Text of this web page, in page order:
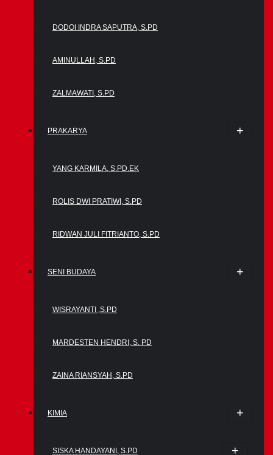
DODOI INDRA SAPUTRA, S.PD
AMINULLAH, S.PD
ZALMAWATI, S.PD
PRAKARYA
YANG KARMILA, S.PD.EK
ROLIS DWI PRATIWI, S.PD
RIDWAN JULI FITRIANTO, S.PD
SENI BUDAYA
WISRAYANTI ,S.PD
MARDESTEN HENDRI, S. PD
ZAINA RIANSYAH, S.PD
KIMIA
SISKA HANDAYANI, S.PD